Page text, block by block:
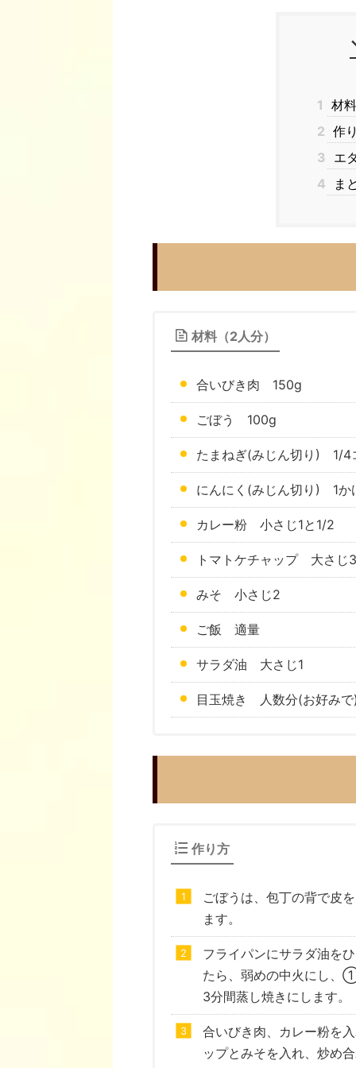
1 材料
2 作
3 エ
4
ま
材料（2人分）
合いびき肉 150g
ごぼう 100g
たまねぎ(みじん切り) 1/4
にんにく(みじん切り) 1か
カレー粉 小さじ1と1/2
トマトケチャップ 大さじ3
みそ 小さじ2
ご飯 適量
サラダ油 大さじ1
目玉焼き 人数分(お好み
作り方
ごぼうは、包丁の背で皮
ます。
フライパンにサラダ油を
たら、弱めの中火にし、
3分間蒸し焼きにします。
合いびき肉、カレー粉を
ップとみそを入れ、炒め